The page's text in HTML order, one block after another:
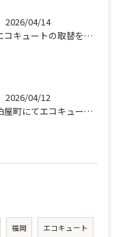
2026/04/14
エコキュートの取替をさせていただきました。
2026/04/12
粕屋町にてエコキュートの取替工事をさせていただきました。
福岡 エコキュート